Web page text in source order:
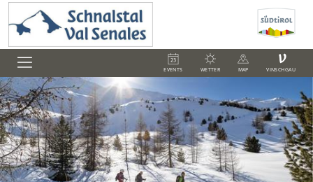
EVENTS WETTER MAP
V
VINSCHGAU